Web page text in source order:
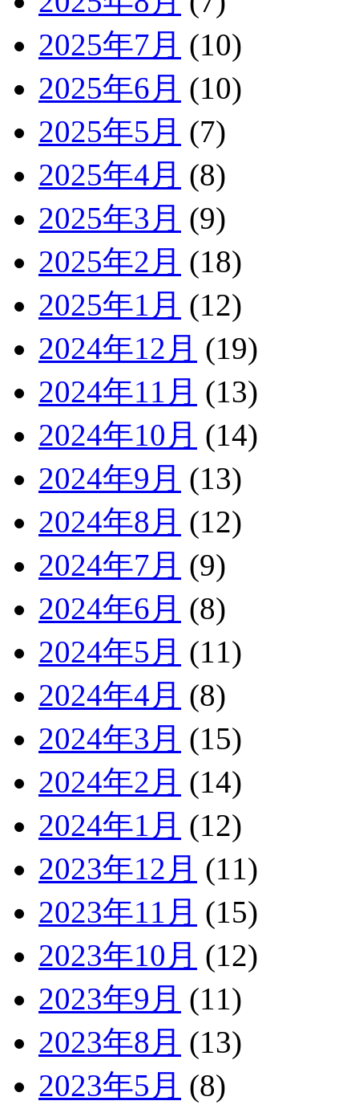
2025年7月 (10)
2025年6月 (10)
2025年5月 (7)
2025年4月 (8)
2025年3月 (9)
2025年2月 (18)
2025年1月 (12)
2024年12月 (19)
2024年11月 (13)
2024年10月 (14)
2024年9月 (13)
2024年8月 (12)
2024年7月 (9)
2024年6月 (8)
2024年5月 (11)
2024年4月 (8)
2024年3月 (15)
2024年2月 (14)
2024年1月 (12)
2023年12月 (11)
2023年11月 (15)
2023年10月 (12)
2023年9月 (11)
2023年8月 (13)
2023年5月 (8)